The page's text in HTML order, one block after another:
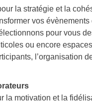
la stratégie et la
vos
pour vous
ou encore
l’organisation
la motivation et la